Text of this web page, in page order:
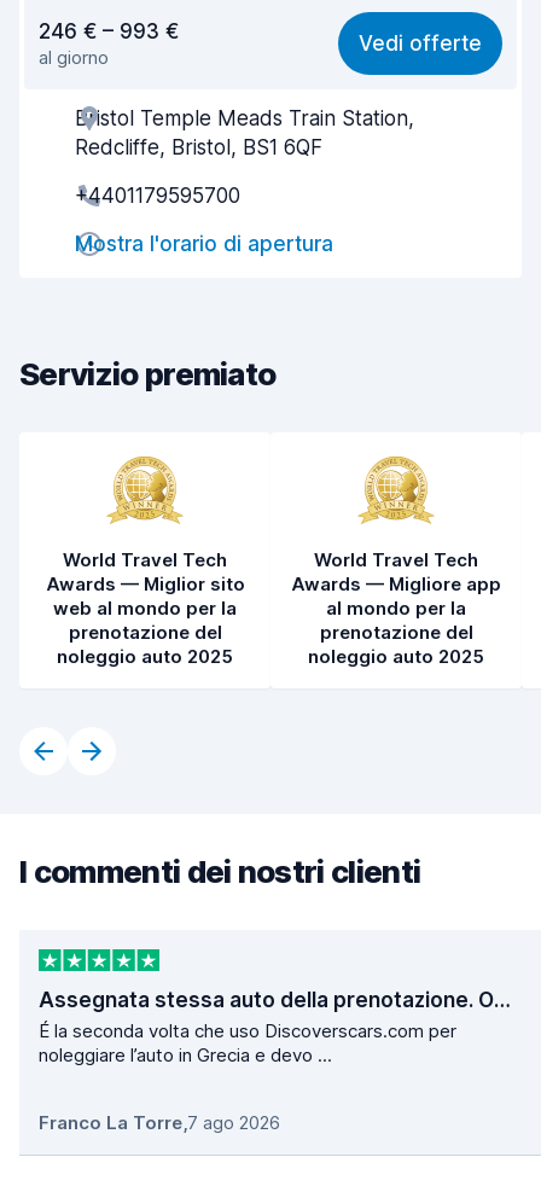
6,2
Facile da trovare 8,1
Gentilezza degli agenti
246 € – 993 €
al giorno
Vedi offerte
Bristol Temple Meads Train Station,
Redcliffe, Bristol, BS1 6QF
+4401179595700
Mostra l'orario di apertura
Servizio premiato
World Travel Tech
Awards — Miglior sito
web al mondo per la
prenotazione del
noleggio auto 2025
World Travel Tech
Awards — Migliore app
al mondo per la
prenotazione del
noleggio auto 2025
I commenti dei nostri clienti
Assegnata stessa auto della prenotazione. Operazioni di ritiro e consegna velocissime.
É la seconda volta che uso Discoverscars.com per
noleggiare l’auto in Grecia e devo ...
Franco La Torre,7 ago 2026